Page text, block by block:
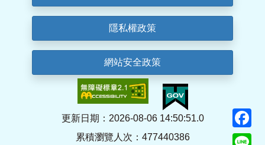
隱私權政策
網站安全政策
更新日期：2026-08-06 14:50:51.0
累積瀏覽人次：477440386